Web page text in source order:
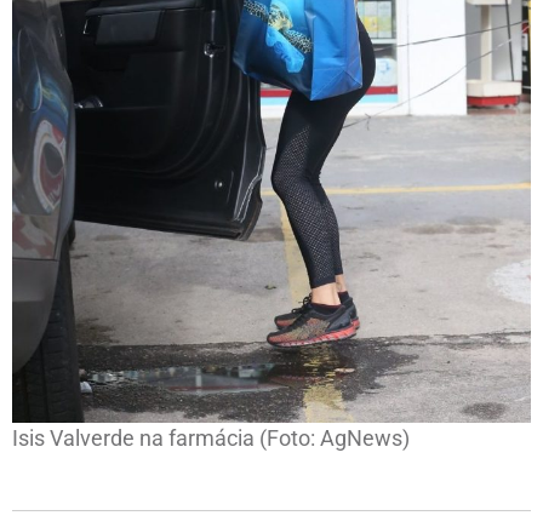
Isis Valverde na farmácia (Foto: AgNews)